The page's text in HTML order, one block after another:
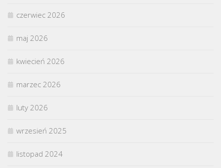
czerwiec 2026
maj 2026
kwiecień 2026
marzec 2026
luty 2026
wrzesień 2025
listopad 2024